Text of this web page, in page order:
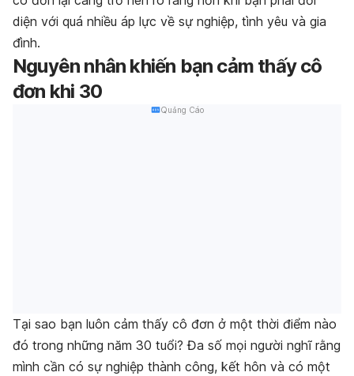
diện với quá nhiều áp lực về sự nghiệp, tình yêu và gia
đình.
Nguyên nhân khiến bạn cảm thấy cô
đơn khi 30
Quảng Cáo
Tại sao bạn luôn cảm thấy cô đơn ở một thời điểm nào
đó trong những năm 30 tuổi?Đa số mọi người nghĩ rằng
mình cần có sự nghiệp thành công, kết hôn và có một